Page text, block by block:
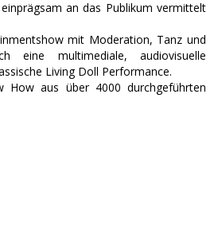
an das Publikum vermittelt
mit Moderation, Tanz und
eine multimediale, audiovisuelle
Living Doll Performance.
How aus über 4000 durchgeführten